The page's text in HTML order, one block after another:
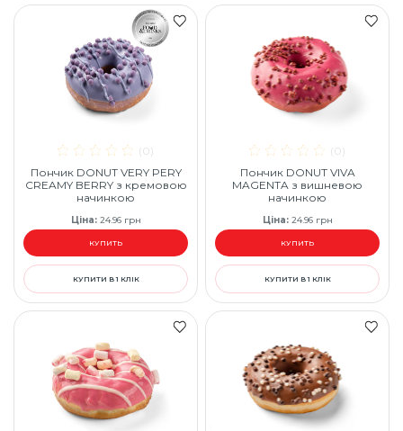
(0)
Пончик DONUT VERY PERY
CREAMY BERRY з кремовою
начинкою
Ціна:24.96 грн
КУПИТЬ
КУПИТИ В 1 КЛІК
(0)
Пончик DONUT VIVA
MAGENTA з вишневою
начинкою
Ціна:24.96 грн
КУПИТЬ
КУПИТИ В 1 КЛІК